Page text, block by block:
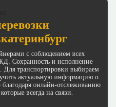
с соблюдением всех
Сохранность и исполнение
Для транспортировки выбираем
актуальную информацию о
онлайн-отслеживанию
всегда на связи.